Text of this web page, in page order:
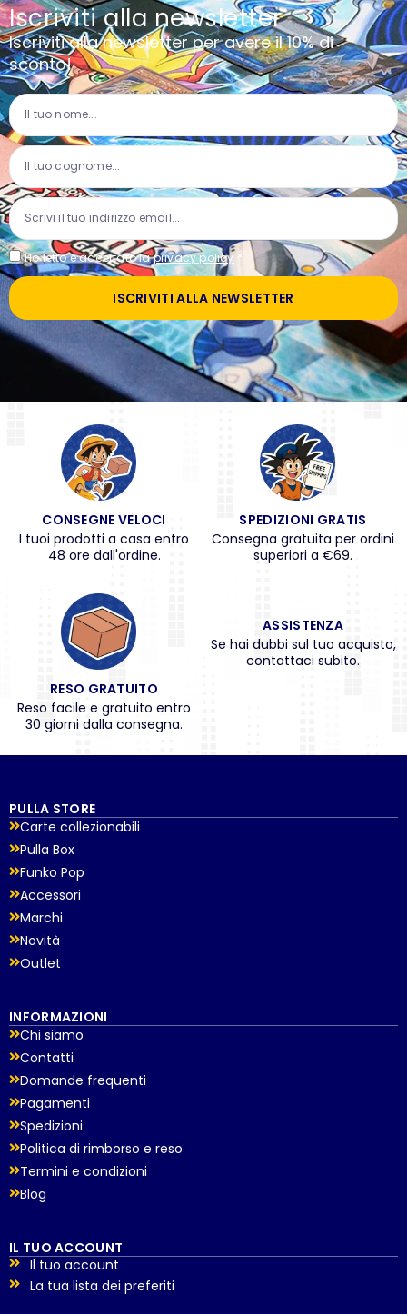
Iscriviti alla newsletter
Iscriviti alla newsletter per avere il 10% di
sconto!
Ho letto e accettato laprivacy policy *
ISCRIVITI ALLA NEWSLETTER
CONSEGNE VELOCI
I tuoi prodotti a casa entro
48 ore dall'ordine.
SPEDIZIONI GRATIS
Consegna gratuita per ordini
superiori a €69.
RESO GRATUITO
Reso facile e gratuito entro
30 giorni dalla consegna.
ASSISTENZA
Se hai dubbi sul tuo acquisto,
contattaci subito.
PULLA STORE
Carte collezionabili
Pulla Box
Funko Pop
Accessori
Marchi
Novità
Outlet
INFORMAZIONI
Chi siamo
Contatti
Domande frequenti
Pagamenti
Spedizioni
Politica di rimborso e reso
Termini e condizioni
Blog
IL TUO ACCOUNT
Il tuo account
La tua lista dei preferiti